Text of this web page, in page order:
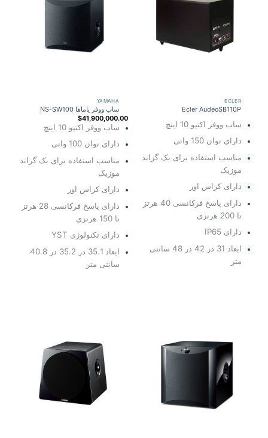
ECLER
Ecler AudeoSB110P
ساب ووفر اکتیو 10 اینچ
دارای توان 150 واتی
مناسب استفاده برای بک گراند
موزیک
دارای کراس اور
دارای پاسخ فرکانسی 40 هرتز
تا 200 هرتزی
دارای IP65
ابعاد 31 در 42 در 48 سانتی
متر
YAMAHA
ساب ووفر یاماها NS-SW100
$41,900,000.00
ساب ووفر اکتیو 10 اینچ
دارای توان 100 واتی
مناسب استفاده برای بک گراند
موزیک
دارای کراس اور
دارای پاسخ فرکانسی 28 هرتز
تا 150 هرتزی
دارای تکنولوژی YST
ابعاد 35.1 در 35.2 در 40.8
سانتی متر